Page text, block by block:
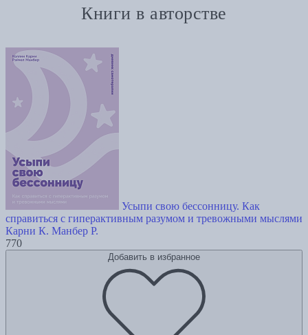
Книги в авторстве
Усыпи свою бессонницу. Как
справиться с гиперактивным разумом и тревожными мыслями
Карни К. Манбер Р.
770
Добавить в избранное